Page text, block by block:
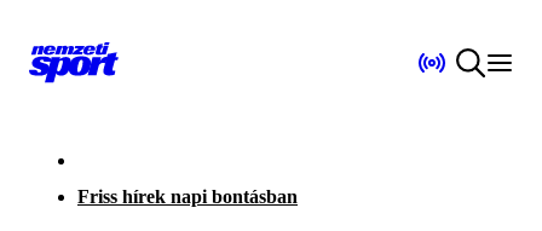
Friss hírek napi bontásban